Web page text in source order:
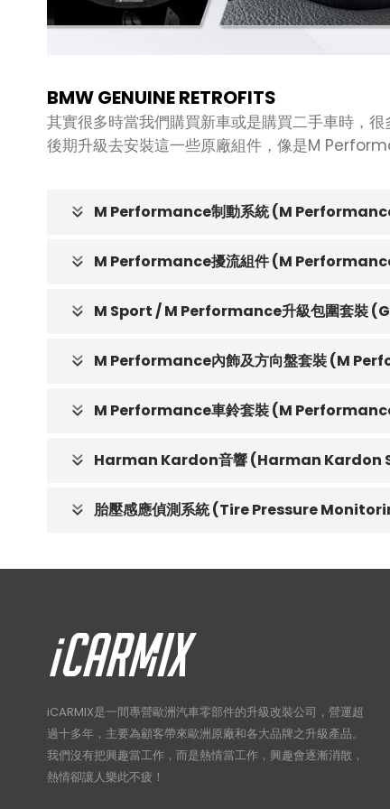
BMW GENUINE RETROFITS
其實很多時當我們購買新車或是購買二手車時，
後期升級去安裝這一些原廠組件，像是M
M Performance制動系統 (M
M Performance擾流組件 (M
M Sport / M Performance升級包圍套裝
M Performance內飾及方向盤套裝 (M
M Performance車鈴套裝 (M
Harman Kardon音響 (Harman Kardon
胎壓感應偵測系統 (Tire Pressure
iCARMIX是一間專營歐洲汽車零部件的升級改裝公司，營運超
過十多年，主要為顧客帶來歐洲原廠和各大品牌之升級產品。
我們沒有把興趣當工作，而是熱情當工作，興趣會逐漸消散，
熱情卻讓人樂此不疲！